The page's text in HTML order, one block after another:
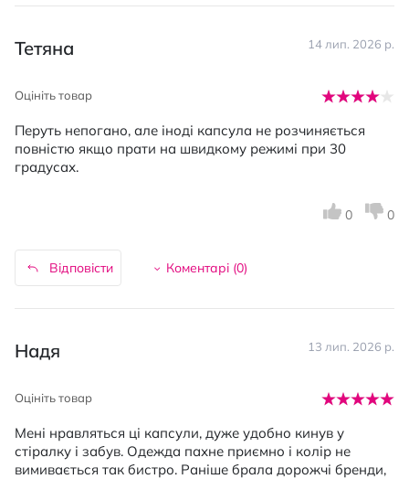
Тетяна 14 лип. 2026 р.
Оцініть товар
Перуть непогано, але іноді капсула не розчиняється
повністю якщо прати на швидкому режимі при 30
градусах.
Відповісти Коментарі (0)
0 0
Надя 13 лип. 2026 р.
Оцініть товар
Мені нравляться ці капсули, дуже удобно кинув у
стіралку і забув. Одежда пахне приємно і колір не
вимивається так бистро. Раніше брала дорожчі бренди,